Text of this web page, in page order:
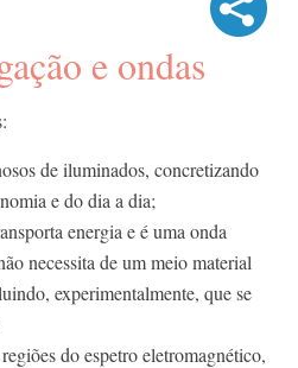
e ondas
de iluminados, concretizando
e do dia a dia;
energia e é uma onda
necessita de um meio material
experimentalmente, que se
do espetro eletromagnético,